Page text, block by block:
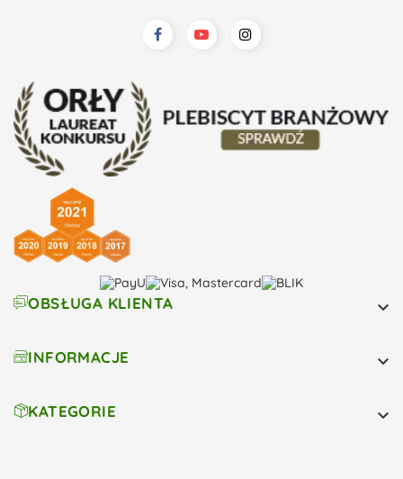
OBSŁUGA KLIENTA 
INFORMACJE 
KATEGORIE 